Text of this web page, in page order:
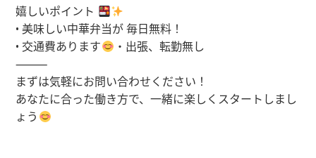
嬉しいポイント
• 美味しい中華弁当が 毎日無料！
• 交通費あります
・出張、転勤無し
⸻
まずは気軽にお問い合わせください！
あなたに合った働き方で、一緒に楽しくスタートしまし
ょう